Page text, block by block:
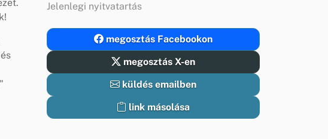
Jelenlegi nyitvatartás
megosztás Facebookon
megosztás X-en
küldés emailben
link másolása